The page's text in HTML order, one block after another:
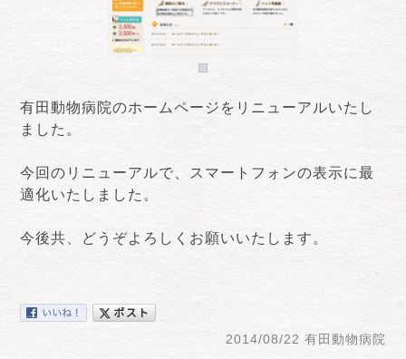
有田動物病院のホームページをリニューアルいたし
ました。
今回のリニューアルで、スマートフォンの表示に最
適化いたしました。
今後共、どうぞよろしくお願いいたします。
2014/08/22 有田動物病院